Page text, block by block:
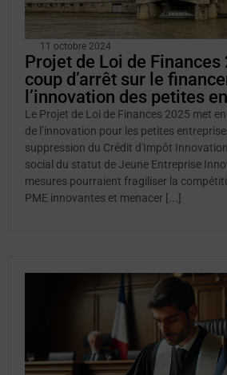
11 octobre 2024
Projet de Loi de Finances
coup d’arrêt sur le
l’innovation des petites
Le Projet de Loi de Finances 2025 met
de l’innovation pour les petites
suppression du Crédit d'Impôt
social du statut de Jeune Entreprise
mesures pourraient fragiliser la
PME innovantes et menacer [...]